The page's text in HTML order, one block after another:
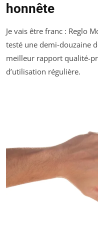
honnête
Je vais être franc : Reglo
testé une demi-douzaine
meilleur rapport qualité-
d’utilisation régulière.